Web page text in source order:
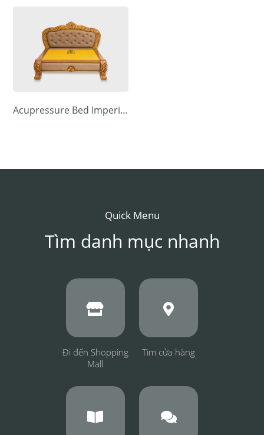
Acupressure Bed Imperial Double
Quick Menu
Tìm danh mục nhanh
Đi đến Shopping
Mall
Tìm cửa hàng